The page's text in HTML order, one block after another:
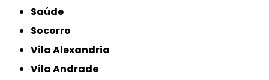
Saúde
Socorro
Vila Alexandria
Vila Andrade